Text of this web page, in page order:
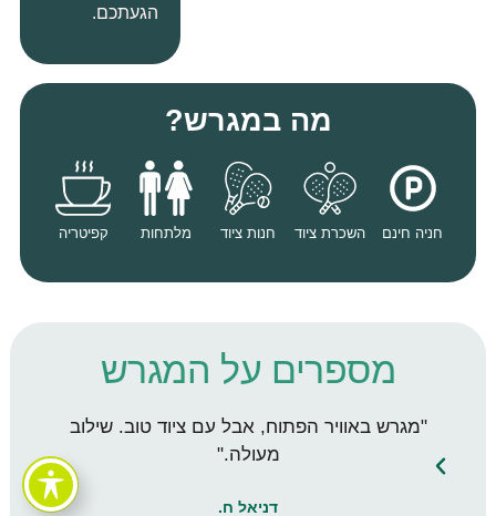
הגעתכם.
מה במגרש?
חניה חינם השכרת ציוד חנות ציוד מלתחות קפיטריה
מספרים על המגרש
"מגרש באוויר הפתוח, אבל עם ציוד טוב. שילוב
מעולה."
דניאל ח.